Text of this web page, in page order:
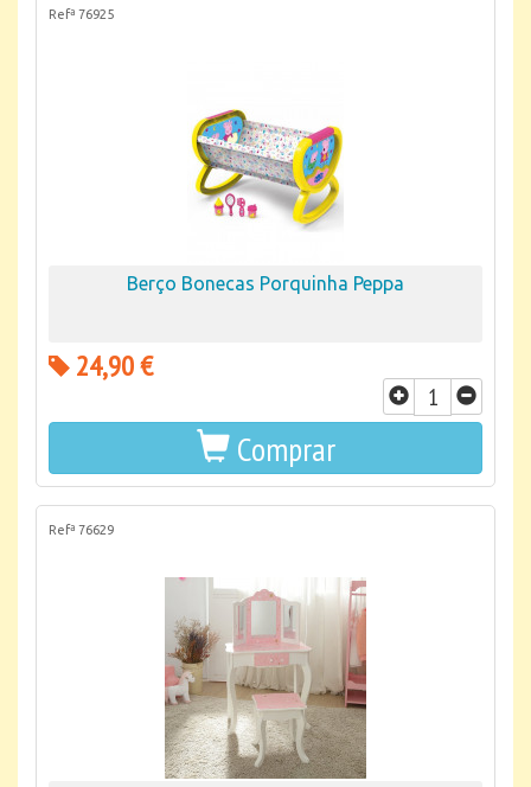
Refª 76925
Berço Bonecas Porquinha Peppa
24,90 €
Comprar
Refª 76629